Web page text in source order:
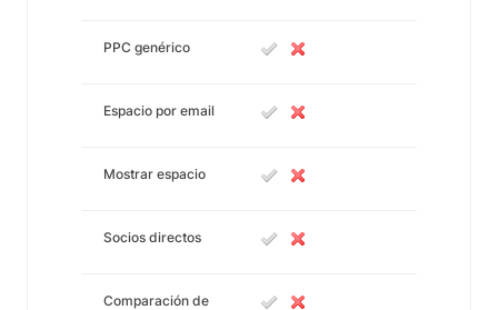
PPC genérico
Espacio por email
Mostrar espacio
Socios directos
Comparación de